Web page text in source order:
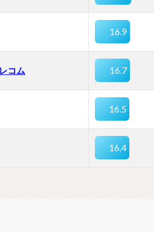
16.9
コム 16.7
16.5
16.4